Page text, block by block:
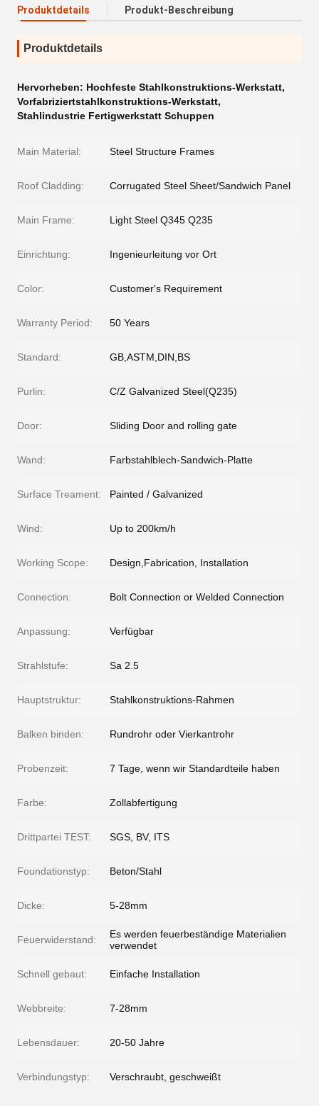
Produktdetails Produkt-Beschreibung
Produktdetails
Hervorheben: Hochfeste Stahlkonstruktions-Werkstatt,
Vorfabriziertstahlkonstruktions-Werkstatt,
Stahlindustrie Fertigwerkstatt Schuppen
Main Material: Steel Structure Frames
Roof Cladding: Corrugated Steel Sheet/Sandwich Panel
Main Frame: Light Steel Q345 Q235
Einrichtung: Ingenieurleitung vor Ort
Color: Customer's Requirement
Warranty Period: 50 Years
Standard: GB,ASTM,DIN,BS
Purlin: C/Z Galvanized Steel(Q235)
Door: Sliding Door and rolling gate
Wand: Farbstahlblech-Sandwich-Platte
Surface Treament: Painted / Galvanized
Wind: Up to 200km/h
Working Scope: Design,Fabrication, Installation
Connection: Bolt Connection or Welded Connection
Anpassung: Verfügbar
Strahlstufe: Sa 2.5
Hauptstruktur: Stahlkonstruktions-Rahmen
Balken binden: Rundrohr oder Vierkantrohr
Probenzeit: 7 Tage, wenn wir Standardteile haben
Farbe: Zollabfertigung
Drittpartei TEST: SGS, BV, ITS
Foundationstyp: Beton/Stahl
Dicke: 5-28mm
Feuerwiderstand:
Es werden feuerbeständige Materialien
verwendet
Schnell gebaut: Einfache Installation
Webbreite: 7-28mm
Lebensdauer: 20-50 Jahre
Verbindungstyp: Verschraubt, geschweißt